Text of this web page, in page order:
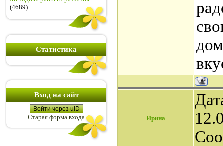
(4689)
Статистика
Вход на сайт
Войти через uID
Старая форма входа Ирина